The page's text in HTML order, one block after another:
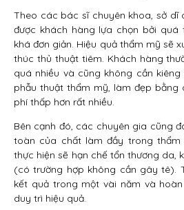
Theo các bác sĩ chuyên khoa, sở
được khách hàng lựa chọn bởi quá
khá đơn giản. Hiệu quả thẩm mỹ sẽ
thúc thủ thuật tiêm. Khách hàng
quá nhiều và cũng không cần
phẫu thuật thẩm mỹ, làm đẹp
phí thấp hơn rất nhiều.
Bên cạnh đó, các chuyên gia cũng
toàn của chất làm đầy trong thẩm
thực hiện sẽ hạn chế tổn thương da,
(có trường hợp không cần gây tê).
kết quả trong một vài năm và
duy trì hiệu quả.